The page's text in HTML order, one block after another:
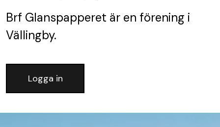
Brf Glanspapperet är en förening i
Vällingby.
Logga in